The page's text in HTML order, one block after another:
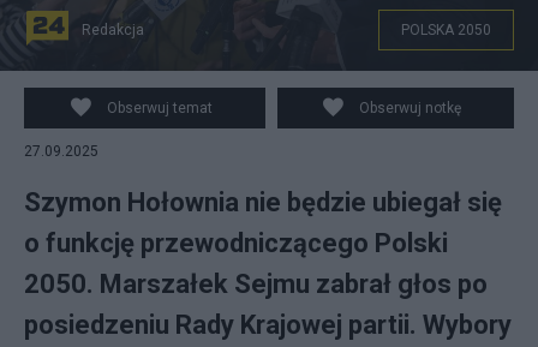
Redakcja POLSKA 2050
Obserwuj temat Obserwuj notkę
27.09.2025
Szymon Hołownia nie będzie ubiegał się
o funkcję przewodniczącego Polski
2050. Marszałek Sejmu zabrał głos po
posiedzeniu Rady Krajowej partii. Wybory